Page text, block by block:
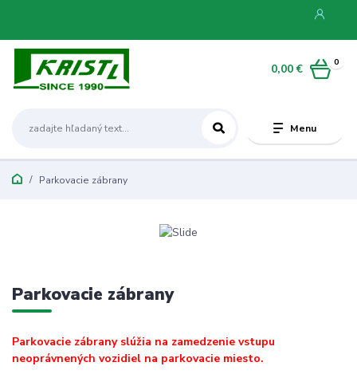
Menu
0
0,00 €
Parkovacie zábrany
Parkovacie zábrany
Parkovacie zábrany slúžia na zamedzenie vstupu
neoprávnených vozidiel na parkovacie miesto.